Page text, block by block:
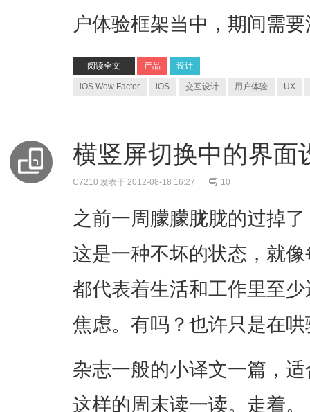
户体验框架当中，期间需
阅读全文 产品 设计
iOS Wow Factor iOS 交互设计 用户体验 UX
横竖屏切换中的界
C7210 发表于 2012-08-18 16:27 10
之前一周朦朦胧胧的过掉
这是一种不坏的状态，就
都代表着生活和工作里至
焦虑。有吗？也许只是在
杂志一般的小译文一篇，
这样的周末读一读。走着。